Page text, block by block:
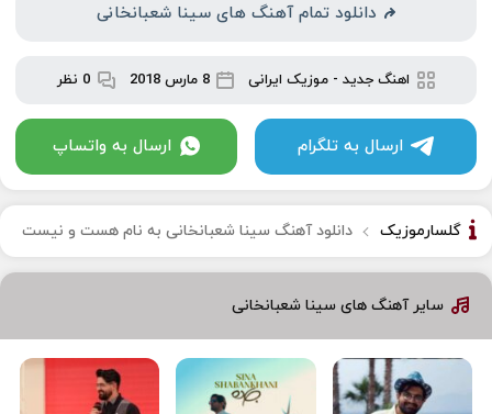
دانلود تمام آهنگ های سینا شعبانخانی
اهنگ جدید- موزیک ایرانی 8 مارس 2018 0 نظر
ارسال به تلگرام ارسال به واتساپ
گلسارموزیک دانلود آهنگ سینا شعبانخانی به نام هست و نیست
سایر آهنگ های سینا شعبانخانی